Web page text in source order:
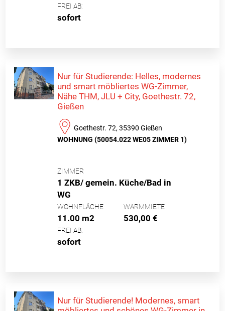
FREI AB:
sofort
Nur für Studierende: Helles, modernes
und smart möbliertes WG-Zimmer,
Nähe THM, JLU + City, Goethestr. 72,
Gießen
Goethestr. 72, 35390 Gießen
WOHNUNG (50054.022 WE05 ZIMMER 1)
ZIMMER
1 ZKB/ gemein. Küche/Bad in
WG
WOHNFLÄCHE
11.00 m2
WARMMIETE
530,00 €
FREI AB:
sofort
Nur für Studierende! Modernes, smart